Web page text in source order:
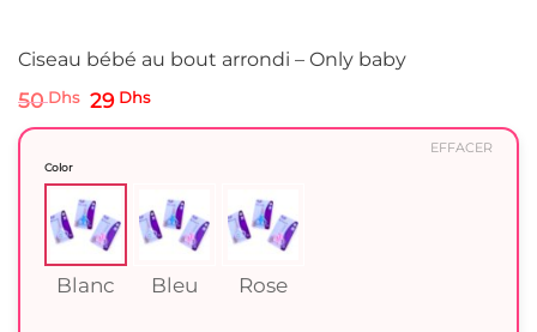
Ciseau bébé au bout arrondi – Only baby
50Dhs Le
29 DhsLe
Color
Blanc Bleu Rose
EFFACER